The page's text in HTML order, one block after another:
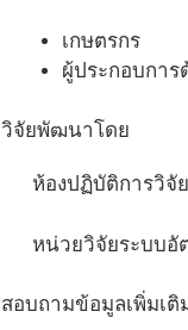
เกษตรกร
ผู้ประกอบการ
วิจัยพัฒนาโดย
ห้องปฏิบัติการวิจั
หน่วยวิจัยระบบอั
สอบถามข้อมูลเพิ่มเติ